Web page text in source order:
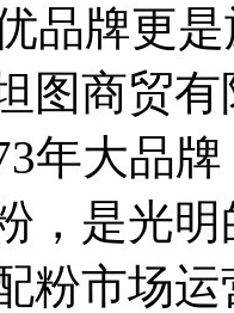
品牌更
图商贸
年大品
，是光
粉市场